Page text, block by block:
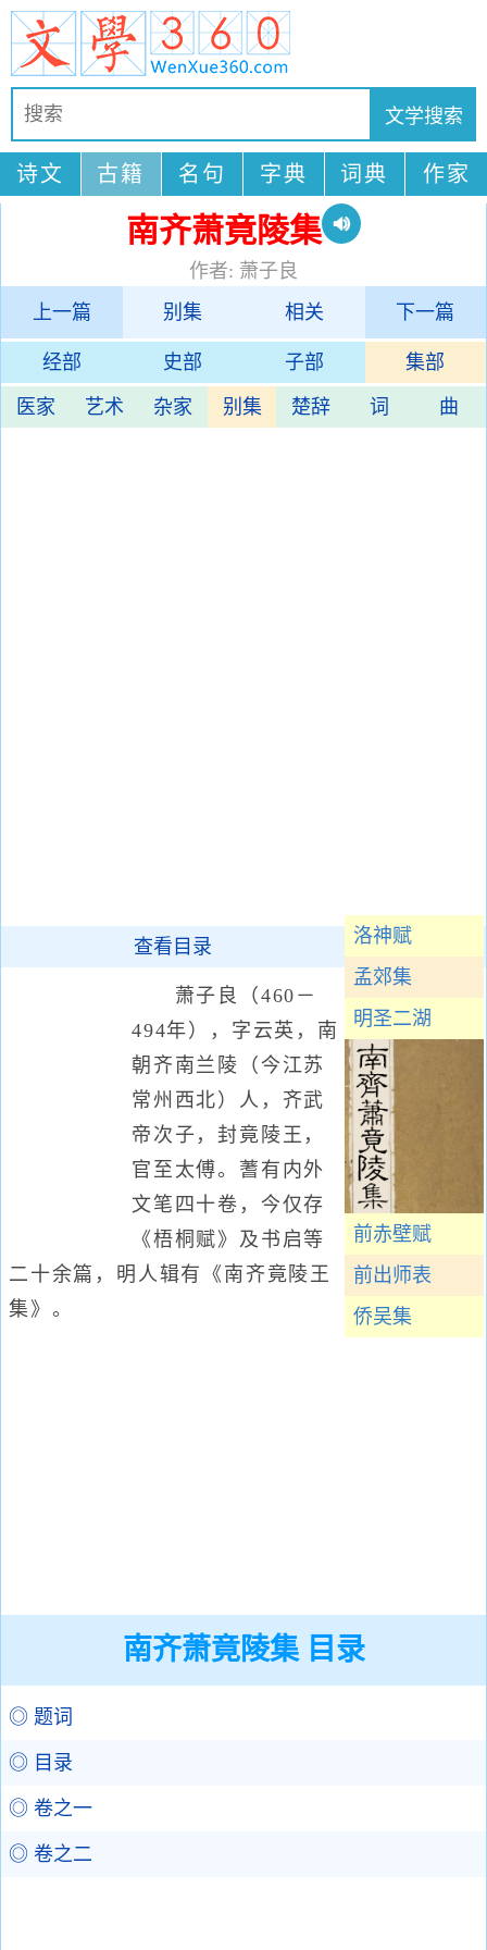
诗文 古籍 名句 字典 词典 作家
南齐萧竟陵集
作者: 萧子良
上一篇
别集 相关 下一篇
经部 史部 子部 集部
医家 艺术 杂家 别集 楚辞 词 曲
洛神赋
孟郊集
明圣二湖
前赤壁赋
前出师表
侨吴集
查看目录
萧子良（460－
494年），字云英，南
朝齐南兰陵（今江苏
常州西北）人，齐武
帝次子，封竟陵王，
官至太傅。蓍有内外
文笔四十卷，今仅存
《梧桐赋》及书启等
二十余篇，明人辑有《南齐竟陵王
集》。
南齐萧竟陵集 目录
◎ 题词
◎ 目录
◎ 卷之一
◎ 卷之二